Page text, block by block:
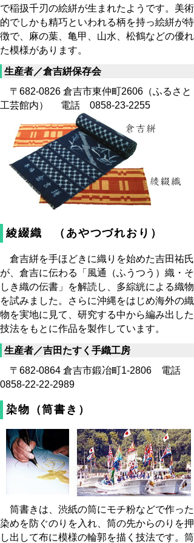
で稲扱千刃の絵絣が生まれたようです。美術
的でしかも精巧といわれる柄を持っ絵絣が特
徴で、麻の葉、亀甲、山水、松鶴などの優れ
た模様があります。
生産者／倉吉絣保存会
〒682-0826 倉吉市東仲町2606（ふるさと
工芸館内） 電話 0858-23-2255
綾綴織 （あやつづれおり）
倉吉絣を手ほどきに織りを始めた吉田祐氏
が、倉吉に伝わる「風通（ふうつう）織・そ
しき織の伝書」を解読し、多綜絖による織物
を試みました。さらに沖縄をはじめ海外の織
物を実地に見て、研究する中から編み出した
技法をもとに作品を製作しています。
生産者／吉田たすく手織工房
〒682-0864 倉吉市鍛冶町1-2806 電話
0858-22-22-2989
染物（筒書き）
筒書きは、渋紙の筒にモチ粉などで作った
染めを防ぐのりを入れ、筒の先からのりを押
し出して布に模様の輪郭を描く技法です。筒